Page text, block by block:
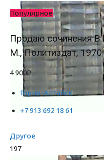
Популярное
Продаю сочинения
М., Политиздат, 1970
4 900₽
Горно-Алтайск
+7 913 692 18 61
Другое
197